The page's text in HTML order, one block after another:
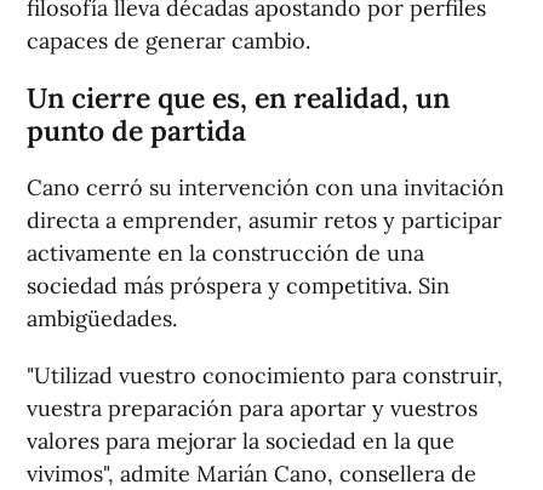
filosofía lleva décadas apostando por perfiles
capaces de generar cambio.
Un cierre que es, en realidad, un
punto de partida
Cano cerró su intervención con una invitación
directa a emprender, asumir retos y participar
activamente en la construcción de una
sociedad más próspera y competitiva. Sin
ambigüedades.
"Utilizad vuestro conocimiento para construir,
vuestra preparación para aportar y vuestros
valores para mejorar la sociedad en la que
vivimos", admite Marián Cano, consellera de